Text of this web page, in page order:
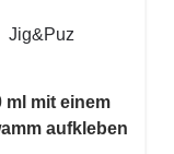
Jig&Puz
ml mit einem
aufkleben